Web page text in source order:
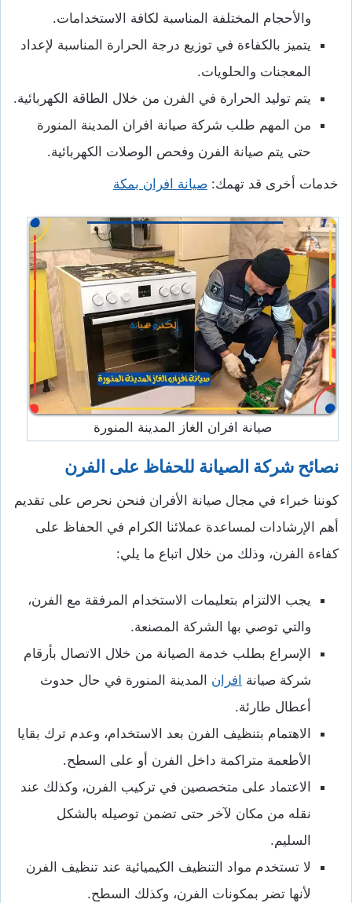
والأحجام المختلفة المناسبة لكافة الاستخدامات.
يتميز بالكفاءة في توزيع درجة الحرارة المناسبة لإعداد
المعجنات والحلويات.
يتم توليد الحرارة في الفرن من خلال الطاقة الكهربائية.
من المهم طلب شركة صيانة افران المدينة المنورة
حتى يتم صيانة الفرن وفحص الوصلات الكهربائية.
خدمات أخرى قد تهمك: صيانة افران بمكة
صيانة افران الغاز المدينة المنورة
نصائح شركة الصيانة للحفاظ على الفرن
كوننا خبراء في مجال صيانة الأفران فنحن نحرص على تقديم
أهم الإرشادات لمساعدة عملائنا الكرام في الحفاظ على
كفاءة الفرن، وذلك من خلال اتباع ما يلي:
يجب الالتزام بتعليمات الاستخدام المرفقة مع الفرن،
والتي توصي بها الشركة المصنعة.
الإسراع بطلب خدمة الصيانة من خلال الاتصال بأرقام
شركة صيانة افران المدينة المنورة في حال حدوث
أعطال طارئة.
الاهتمام بتنظيف الفرن بعد الاستخدام، وعدم ترك بقايا
الأطعمة متراكمة داخل الفرن أو على السطح.
الاعتماد على متخصصين في تركيب الفرن، وكذلك عند
نقله من مكان لآخر حتى تضمن توصيله بالشكل
السليم.
لا تستخدم مواد التنظيف الكيميائية عند تنظيف الفرن
لأنها تضر بمكونات الفرن، وكذلك السطح.